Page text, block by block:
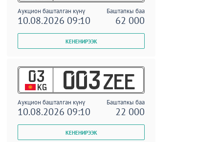
Аукцион башталган күнү Баштапкы баа
10.08.2026 09:10 62 000
03
KG 003 ZEE
Аукцион башталган күнү Баштапкы баа
10.08.2026 09:10 22 000